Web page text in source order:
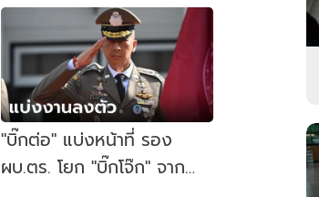
"บิ๊กต่อ" แบ่งหน้าที่ รอง
ผบ.ตร. โยก "บิ๊กโจ๊ก" จาก